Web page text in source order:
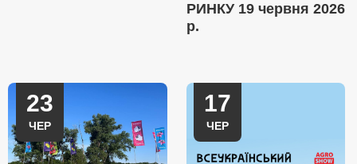
РИНКУ 19 червня 2026
р.
23
ЧЕР
17
ЧЕР